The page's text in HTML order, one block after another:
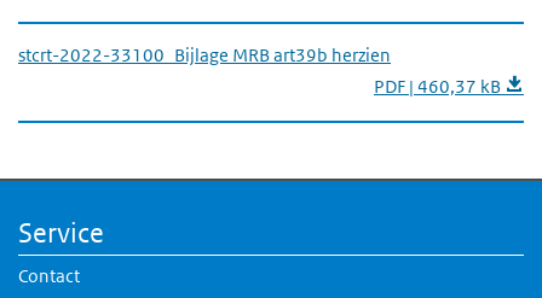
stcrt-2022-33100_Bijlage MRB art39b herzien
PDF | 460,37 kB
Service
Contact